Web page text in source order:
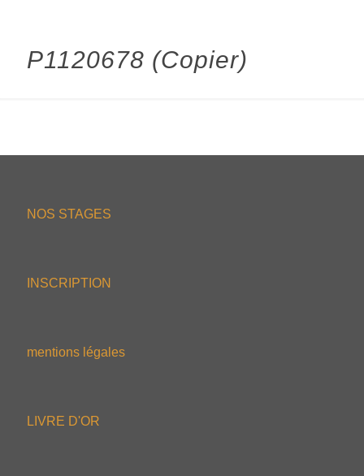
P1120678 (Copier)
NOS STAGES
INSCRIPTION
mentions légales
LIVRE D'OR